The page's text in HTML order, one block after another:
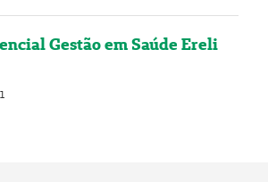
Gestão em Saúde Ereli